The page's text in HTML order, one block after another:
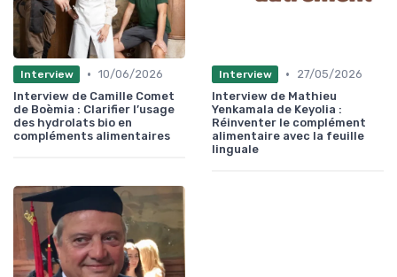
Interview • 10/06/2026
Interview de Camille Comet
de Boèmia : Clarifier l’usage
des hydrolats bio en
compléments alimentaires
Interview •
27/05/2026
Interview de Mathieu
Yenkamala de Keyolia :
Réinventer le complément
alimentaire avec la feuille
linguale